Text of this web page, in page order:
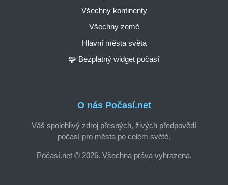
O nás Počasí.net
Váš spolehlivý zdroj přesných, živých předpovědí
počasí pro města po celém světě.
Počasí.net © 2026. Všechna práva vyhrazena.
Všechny kontinenty
Všechny země
Hlavní města světa
🧩 Bezplatný widget počasí